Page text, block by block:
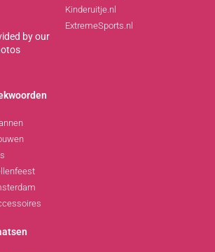
by our
Kinderuitje.nl
ExtremeSports.nl